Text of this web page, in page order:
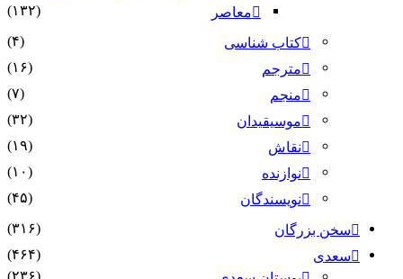
معاصر
(۱۳۲)
کتاب شناسی
(۴)
مترجم
(۱۶)
منجم
(۷)
موسیقیدان
(۳۲)
نقاش
(۱۹)
نوازنده
(۱۰)
نویسندگان
(۴۵)
سخن بزرگان
(۳۱۶)
سعدی
(۴۶۴)
(۲۳۶)